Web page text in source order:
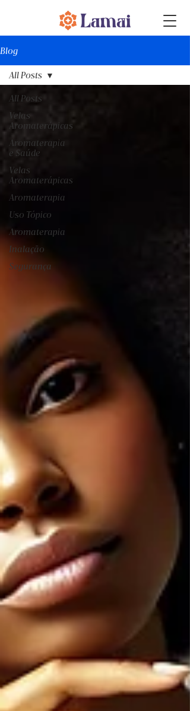
Blog
All Posts
Velas
Aromaterápicas
Aromaterapia
e Saúde
Velas
Aromaterápicas
Aromaterapia
Uso Tópico
Aromaterapia
Inalação
Segurança
All Posts